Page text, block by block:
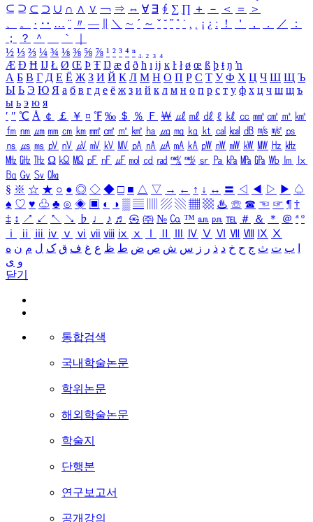
⊆ ⊇ ⊂ ⊃ ∪ ∩ ∧ ∨ ￢ ⇒ ⇔ ∀ ∃ ∮ ∑ ∏ ＋ － ＜ ＝
＞
、
。 · ‥ … ¨ 〃 ― ＼ ∼ ´ ～ ˇ ˘ ˝ ˚ ˙ ¸ ¡ ¿ ː ！ ＇ ， ． ／
：
；
？ ＾ ｀
½ ⅓ ⅔ ¼ ¾ ⅛ ⅜ ⅝ ⅞ ¹ ² ³ ⁴ ⁿ ₁ ₂ ₃ ₄
Æ Ð Ħ Ĳ Ł Ø Œ Þ Ŧ Ŋ æ đ ð ħ ı ĳ ĸ ŀ ł ø œ ß þ ŧ ŋ ŉ
А Б В Г Д Е Ё Ж З И Й К Л М Н О П Р С Т У Ф Х Ц Ч Ш Щ Ъ
Ы Ь Э Ю Я а б в г д е ё ж з и й к л м н о п р с т у ф х ц ч ш щ ъ
ы ь э ю я
′ ″ ℃ Å ￠ ￡ ￥ ¤ ℉ ‰ ＄ ％ Ｆ ￦ ㎕ ㎖ ㎗ ℓ ㎘ ㏄ ㎣ ㎤ ㎥ ㎦
㎙ ㎚ ㎛ ㎜ ㎝ ㎞ ㎟ ㎠ ㎡ ㎢ ㏊ ㎍ ㎎ ㎏ ㏏ ㎈ ㎉ ㏈ ㎧ ㎨ ㎰
㎱ ㎲ ㎳ ㎴ ㎵ ㎶ ㎷ ㎸ ㎹ ㎀ ㎁ ㎂ ㎃ ㎄ ㎺ ㎻ ㎽ ㎾ ㎿ ㎐ ㎑
㎒ ㎓ ㎔ Ω ㏀ ㏁ ㎊ ㎋ ㎌ ㏖ ㏅ ㎭ ㎮ ㎯ ㏛ ㎩ ㎪ ㎫ ㎬ ㏝ ㏐
㏓
㏃ ㏉ ㏜ ㏆
§ ※ ☆ ★ ○ ● ◎ ◇ ◆ □ ■ △ ▽ → ← ↑ ↓ ↔ 〓 ◁ ◀ ▷ ▶ ♤
♠ ♡ ♥ ♧ ♣ ⊙ ◈ ▣ ◐ ◑ ▒ ▤ ▨ ▧ ▦ ▩ ♨ ☏ ☎ ☜ ☞ ¶ †
‡ ↕ ↗ ↙ ↖ ↘ ♭ ♩ ♪ ♬ ㉿ ㈜ № ㏇ ™ ㏂ ㏘ ℡ ＃ ＆ ＊ ＠ ª º
ⅰ
ⅱ ⅲ ⅳ ⅴ ⅵ ⅶ ⅷ ⅸ ⅹ Ⅳ Ⅴ Ⅵ Ⅶ Ⅷ Ⅸ Ⅹ
ب ت ث ج ح خ د ذ ر ز س ش ص ض ط ظ ع غ ف ق ک ل م ن ه
و ی
닫기
통합검색
국내학술논문
학위논문
해외학술논문
학술지
단행본
연구보고서
공개강의